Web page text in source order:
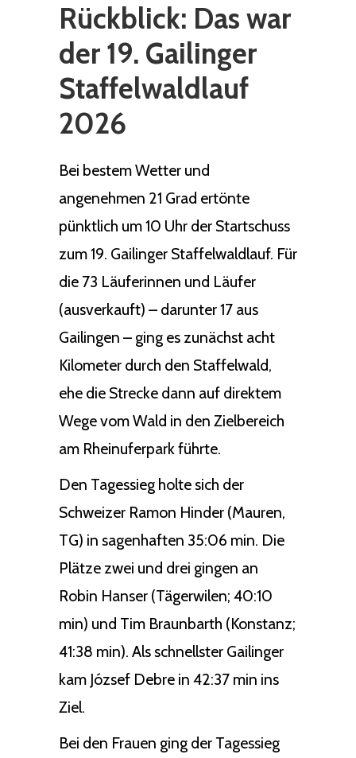
Rückblick: Das war
der 19. Gailinger
Staffelwaldlauf
2026
Bei bestem Wetter und
angenehmen 21 Grad ertönte
pünktlich um 10 Uhr der Startschuss
zum 19. Gailinger Staffelwaldlauf. Für
die 73 Läuferinnen und Läufer
(ausverkauft) – darunter 17 aus
Gailingen – ging es zunächst acht
Kilometer durch den Staffelwald,
ehe die Strecke dann auf direktem
Wege vom Wald in den Zielbereich
am Rheinuferpark führte.
Den Tagessieg holte sich der
Schweizer Ramon Hinder (Mauren,
TG) in sagenhaften 35:06 min. Die
Plätze zwei und drei gingen an
Robin Hanser (Tägerwilen; 40:10
min) und Tim Braunbarth (Konstanz;
41:38 min). Als schnellster Gailinger
kam József Debre in 42:37 min ins
Ziel.
Bei den Frauen ging der Tagessieg